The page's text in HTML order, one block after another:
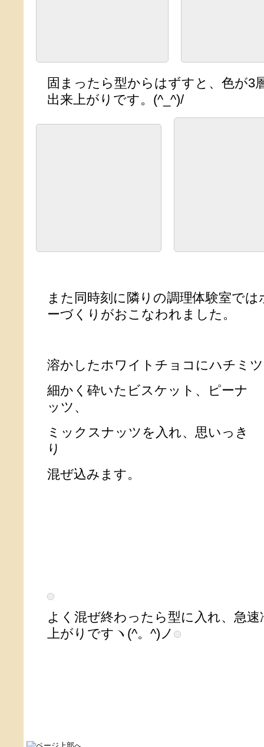
固まったら型からはずすと、色が3
出来上がりです。(^_^)/
また同時刻に隣りの調理体験室で
ーづくりがおこなわれました。
溶かしたホワイトチョコにハチミ
細かく砕いたビスケット、ピーナ
ッツ、
ミックスナッツを入れ、思いっき
り
混ぜ込みます。
よく混ぜ終わったら型に入れ、急
上がりですヽ(^。^)ノ